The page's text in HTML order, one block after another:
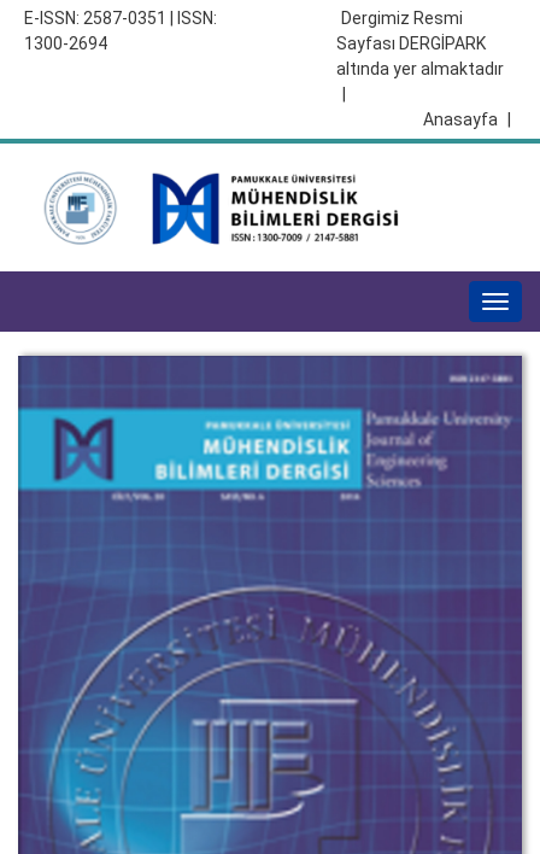
E-ISSN: 2587-0351 | ISSN:
1300-2694
Dergimiz Resmi
Sayfası DERGİPARK
altında yer almaktadır
Anasayfa